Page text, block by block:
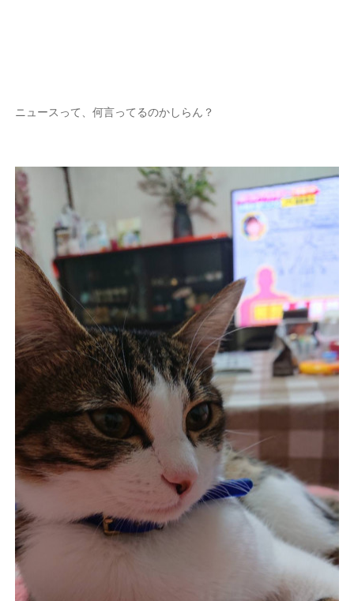
ニュースって、何言ってるのかしらん？